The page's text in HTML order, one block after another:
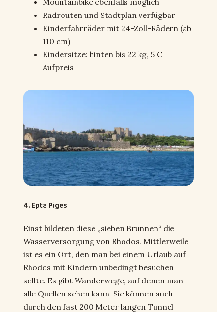
Mountainbike ebenfalls möglich
Radrouten und Stadtplan verfügbar
Kinderfahrräder mit 24-Zoll-Rädern (ab
110 cm)
Kindersitze: hinten bis 22 kg, 5 €
Aufpreis
4. Epta Piges
Einst bildeten diese „sieben Brunnen“ die
Wasserversorgung von Rhodos. Mittlerweile
ist es ein Ort, den man bei einem Urlaub auf
Rhodos mit Kindern unbedingt besuchen
sollte. Es gibt Wanderwege, auf denen man
alle Quellen sehen kann. Sie können auch
durch den fast 200 Meter langen Tunnel